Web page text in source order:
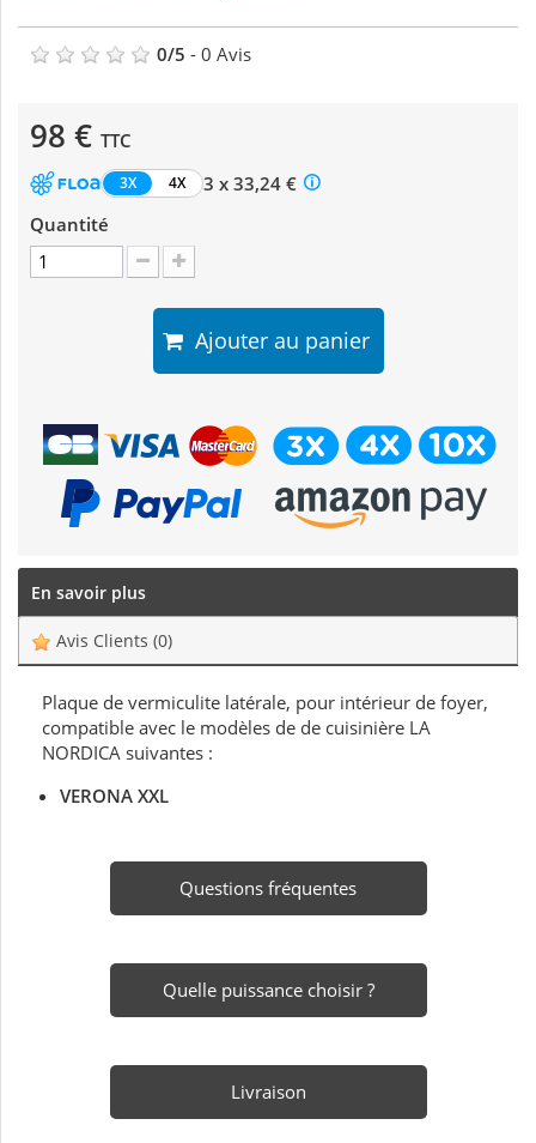
0/5 - 0 Avis
98 € TTC
3X 4X
3 x 33,24 €
Quantité
Ajouter au panier
En savoir plus
Avis Clients (0)
Plaque de vermiculite latérale, pour intérieur de foyer,
compatible avec le modèles de de cuisinière LA
NORDICA suivantes :
VERONA XXL
Questions fréquentes
Quelle puissance choisir ?
Livraison